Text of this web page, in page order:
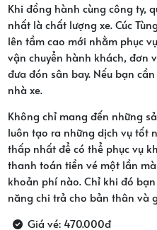
Khi đồng hành cùng công ty,
nhất là chất lượng xe. Cúc
lên tầm cao mới nhằm phục
vận chuyển hành khách, đơn
đưa đón sân bay. Nếu bạn
nhà xe.
Không chỉ mang đến những
luôn tạo ra những dịch vụ tốt
thấp nhất để có thể phục vụ
thanh toán tiền vé một lần
khoản phí nào. Chỉ khi đó
năng chi trả cho bản thân và
Giá vé: 470.000đ